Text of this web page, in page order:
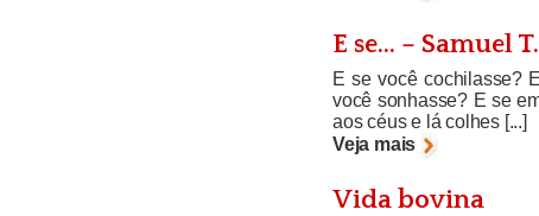
E se… – Samuel
E se você cochilasse?
você sonhasse? E se
aos céus e lá colhes [...]
Veja mais
Vida bovina